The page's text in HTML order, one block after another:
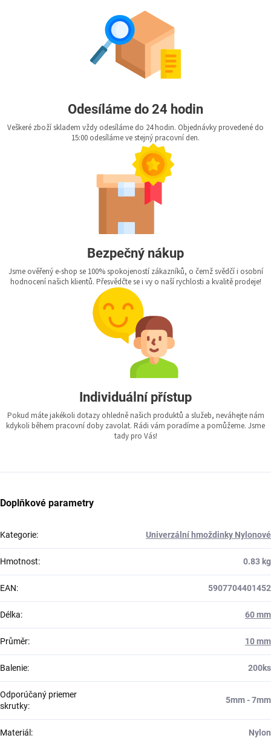
Odesíláme do 24 hodin
Veškeré zboží skladem vždy odesíláme do 24 hodin. Objednávky provedené do
15:00 odesíláme ve stejný pracovní den.
Bezpečný nákup
Jsme ověřený e-shop se 100% spokojeností zákazníků, o čemž svědčí i osobní
hodnocení našich klientů. Přesvědčte se i vy o naší rychlosti a kvalitě prodeje!
Individuální přístup
Pokud máte jakékoli dotazy ohledně našich produktů a služeb, neváhejte nám
kdykoli během pracovní doby zavolat. Rádi vám poradíme a pomůžeme. Jsme
tady pro Vás!
Doplňkové parametry
Kategorie: Univerzální hmoždinky Nylonové
Hmotnost: 0.83 kg
EAN: 5907704401452
Délka: 60 mm
Průměr: 10 mm
Balenie: 200ks
Odporúčaný priemer
skrutky:
5mm - 7mm
Materiál : Nylon